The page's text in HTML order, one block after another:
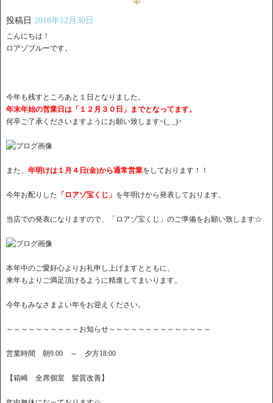
投稿日 2018年12月30日
こんにちは！
ロアゾブルーです。
今年も残すところあと１日となりました。
年末年始の営業日は「１２月３０日」までとなってます。
何卒ご了承くださいますようにお願い致します<(_ _)>
また、 年明けは１月４日(金)から通常営業をしております！！
今年お配りした 「ロアゾ宝くじ」 を年明けから発表しております。
当店での発表になりますので、「ロアゾ宝くじ」のご準備をお願い致します☆
本年中のご愛好心よりお礼申し上げますとともに、
来年もよりご満足頂けるように精進してまいります。
今年もみなさまよい年をお迎えください。
～～～～～～～～～～お知らせ～～～～～～～～～～～～～～
営業時間 朝9:00 ～ 夕方18:00
【箱崎 全席個室 髪質改善】